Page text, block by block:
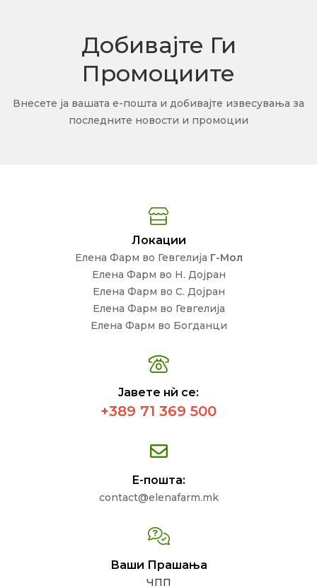
Добивајте Ги
Промоциите
Внесете ја вашата е-пошта и добивајте извесувања за
последните новости и промоции
Локации
Елена Фарм во Гевгелија Г-Мол
Елена Фарм во Н. Дојран
Елена Фарм во С. Дојран
Елена Фарм во Гевгелија
Елена Фарм во Богданци
Јавете нѝ се:
+389 71 369 500
Е-пошта:
contact@elenafarm.mk
Ваши Прашања
ЧПП